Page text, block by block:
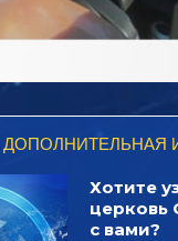
ДОПОЛНИТЕЛЬНАЯ
Хотите
церковь
с вами?